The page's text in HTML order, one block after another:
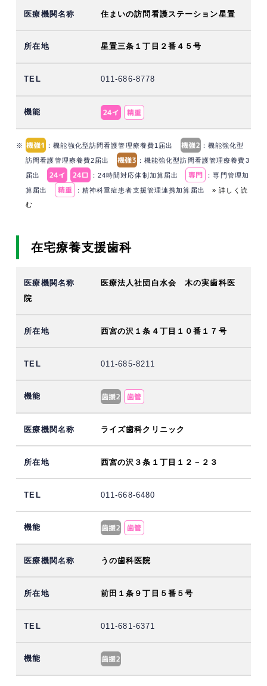
住まいの訪問看護ステーション星置
星置三条１丁目２番４５号
011-686-8778
※ ：機能強化型訪問看護管理療養費1届出 ：機能強化型
訪問看護管理療養費2届出 ：機能強化型訪問看護管理療養費3
届出 ：24時間対応体制加算届出 ：専門管理加
算届出 ：精神科重症患者支援管理連携加算届出 » 詳しく読
む
在宅療養支援歯科
医療法人社団白水会 木の実歯科医
院
西宮の沢１条４丁目１０番１７号
011-685-8211
ライズ歯科クリニック
西宮の沢３条１丁目１２－２３
011-668-6480
うの歯科医院
前田１条９丁目５番５号
011-681-6371